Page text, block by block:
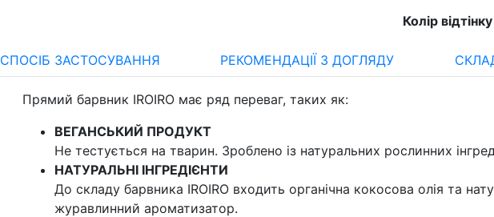
Колір
СПОСІБ ЗАСТОСУВАННЯ РЕКОМЕНДАЦІЇ З ДОГЛЯДУ
Прямий барвник IROIRO має ряд переваг, таких як:
ВЕГАНСЬКИЙ ПРОДУКТ
Не тестується на тварин. Зроблено із натуральних рослинних
НАТУРАЛЬНІ ІНГРЕДІЄНТИ
До складу барвника IROIRO входить органічна кокосова олія та
журавлинний ароматизатор.